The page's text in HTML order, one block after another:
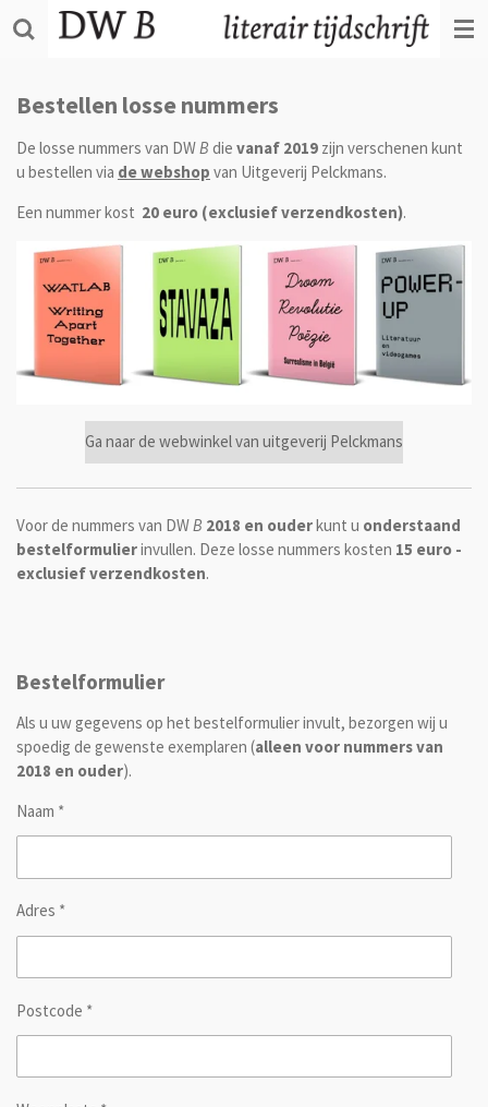
Ga
direct
hoofdinhoud
Bestellen losse nummers
De losse nummers van DWB die vanaf 2019 zijn verschenen kunt
u bestellen via de webshop van Uitgeverij Pelckmans.
Een nummer kost 20 euro (exclusief verzendkosten).
Ga naar de webwinkel van uitgeverij Pelckmans
Voor de nummers van DWB 2018 en ouderkunt u onderstaand
bestelformulierinvullen. Deze losse nummers kosten 15 euro -
exclusief verzendkosten.
Bestelformulier
Als u uw gegevens op het bestelformulier invult, bezorgen wij u
spoedig de gewenste exemplaren (alleen voor nummers van
2018 en ouder).
Naam *
Adres *
Postcode *